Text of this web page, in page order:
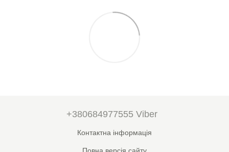
+380684977555 Viber
Контактна інформація
Повна версія сайту